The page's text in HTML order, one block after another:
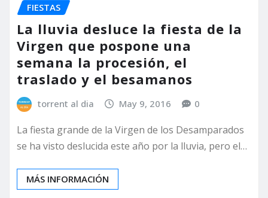
FIESTAS
La lluvia desluce la fiesta de la
Virgen que pospone una
semana la procesión, el
traslado y el besamanos
torrent al dia May 9, 2016 0
La fiesta grande de la Virgen de los Desamparados
se ha visto deslucida este año por la lluvia, pero el…
MÁS INFORMACIÓN